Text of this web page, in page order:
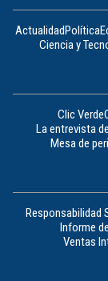
ActualidadPolítica
Ciencia y
Clic Verde
La entrevista
Mesa de
Responsabilidad
Informe
Ventas